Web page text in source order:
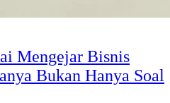
Mengejar Bisnis
Bukan Hanya Soal